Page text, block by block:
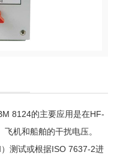
8124的主要应用是在HF-
机和船舶的干扰电压。
测试或根据ISO 7637-2进